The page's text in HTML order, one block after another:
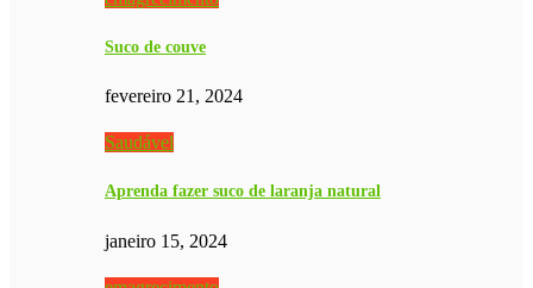
Suco de couve
fevereiro 21, 2024
Saudável
Aprenda fazer suco de laranja natural
janeiro 15, 2024